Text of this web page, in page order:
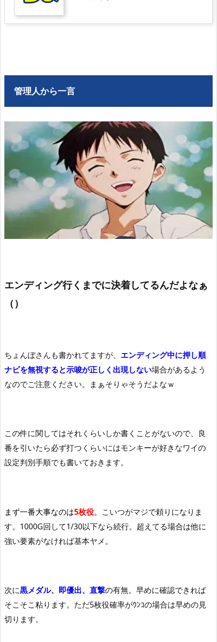
管理人から一言
エンディング行くまでに決着してるんだよなぁ
（）
ちょんぼさんも書かれてますが、 エンディング中に押し順
ナビを無視すると示唆が正しく出現しない場合があるよう
なのでご注意ください。まぁそりゃそうだよなｗ
この件に関してはそれくらいしか書くことがないので、良
番を引いたら必ず打つくらいにはモンキーが好きなワイの
設定判別手順でも書いておきます。
まず一番大事なのは5枚役。 こいつがマジで頼りになりま
す。1000G回して1/30以下なら続行。超えてる場合は他に
強い要素がなければ基本ヤメ。
次に黒メダル、即優出、直撃の有無。早めに確認できれば
そこそこ粘ります。ただ5枚役確率がｳﾝｺの場合は早めの見
切ります。